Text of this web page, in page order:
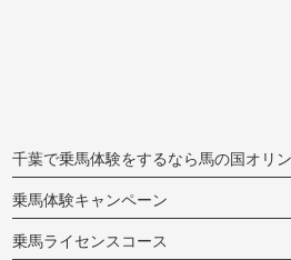
千葉で乗馬体験をするなら馬の国オリ
乗馬体験キャンペーン
乗馬ライセンスコース